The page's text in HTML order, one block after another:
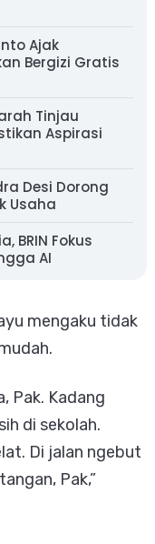
Ajak
Bergizi Gratis
Tinjau
Aspirasi
Desi Dorong
Usaha
BRIN Fokus
AI
mengaku tidak
Pak. Kadang
di sekolah.
Di jalan ngebut
Pak,”